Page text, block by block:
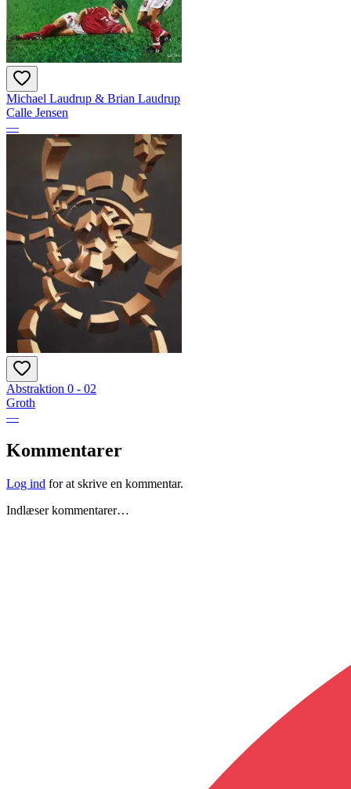
Michael Laudrup & Brian Laudrup
Calle Jensen
—
Abstraktion 0 - 02
Groth
—
Kommentarer
Log ind for at skrive en kommentar.
Indlæser kommentarer…